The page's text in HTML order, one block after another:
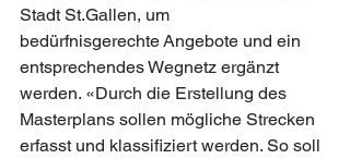
Stadt St.Gallen, um
bedürfnisgerechte Angebote und ein
entsprechendes Wegnetz ergänzt
werden. «Durch die Erstellung des
Masterplans sollen mögliche Strecken
erfasst und klassifiziert werden. So soll